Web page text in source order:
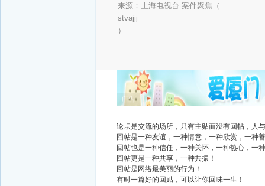
来源：上海电视台-案件聚焦（
stvajjj
）
广告
论坛是交流的场所，只有主贴而没有回帖，人
回帖是一种友谊，一种情意，一种欣赏，一种
回帖也是一种信任，一种关怀，一种热心，一
回帖更是一种共享，一种共振！
回帖是网络最美丽的行为！
有时一篇好的回贴，可以让你回味一生！